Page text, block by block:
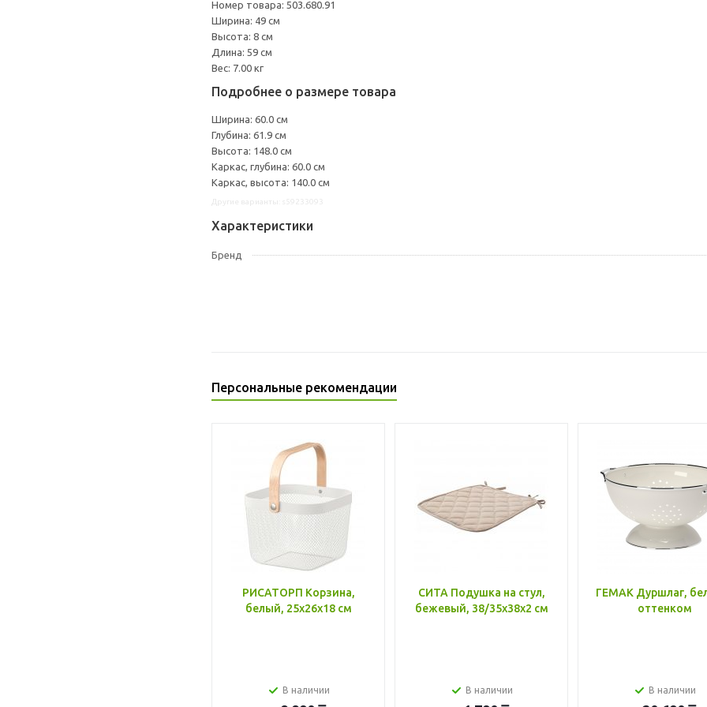
Номер товара: 503.680.91
Ширина: 49 см
Высота: 8 см
Длина: 59 см
Вес: 7.00 кг
Подробнее о размере товара
Ширина: 60.0 см
Глубина: 61.9 см
Высота: 148.0 см
Каркас, глубина: 60.0 см
Каркас, высота: 140.0 см
Характеристики
Бренд
Персональные рекомендации
РИСАТОРП Корзина,
белый, 25x26x18 см
В наличии
СИТА Подушка на стул,
бежевый, 38/35x38x2 см
В наличии
ГЕМАК Дуршлаг,
оттенком
В наличии